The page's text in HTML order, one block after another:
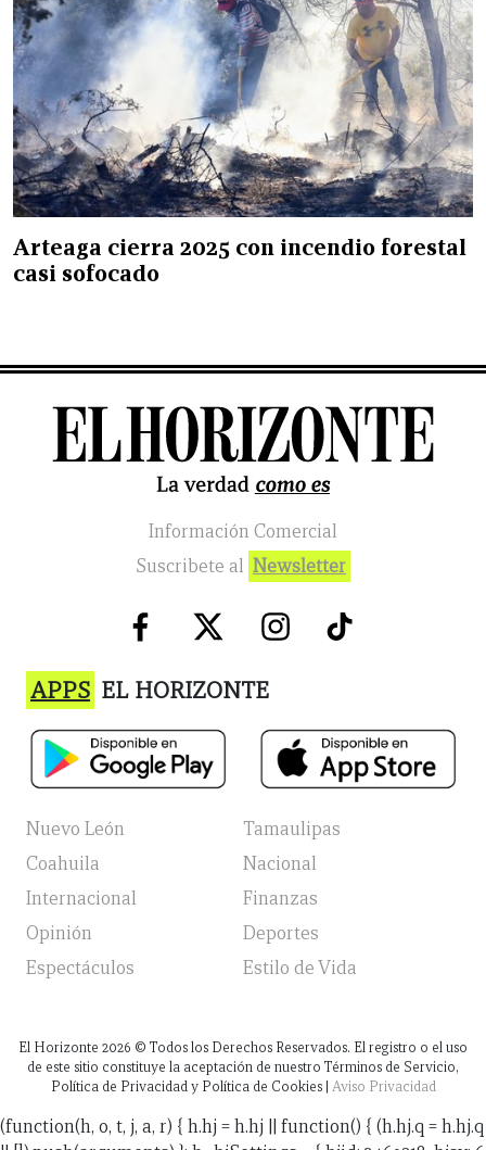
Arteaga cierra 2025 con incendio forestal
casi sofocado
Información Comercial
Suscribete al Newsletter
APPS EL HORIZONTE
Nuevo León
Tamaulipas
Coahuila
Nacional
Internacional
Finanzas
Opinión
Deportes
Espectáculos
Estilo de Vida
El Horizonte 2026 © Todos los Derechos Reservados. El registro o el uso
de este sitio constituye la aceptación de nuestro Términos de Servicio,
Política de Privacidad y Política de Cookies | Aviso Privacidad
(function(h, o, t, j, a, r) { h.hj = h.hj || function() { (h.hj.q = h.hj.q